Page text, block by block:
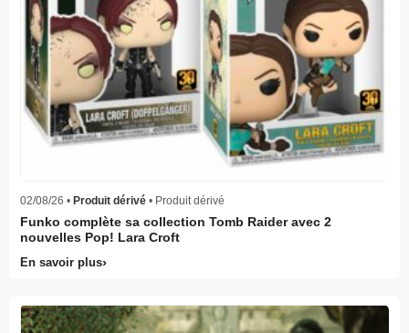
02/08/26 • Produit dérivé • Produit dérivé
Funko complète sa collection Tomb Raider avec 2
nouvelles Pop! Lara Croft
En savoir plus